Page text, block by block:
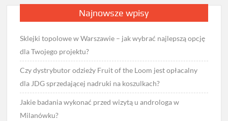
Najnowsze wpisy
Sklejki topolowe w Warszawie – jak wybrać najlepszą opcję
dla Twojego projektu?
Czy dystrybutor odzieży Fruit of the Loom jest opłacalny
dla JDG sprzedającej nadruki na koszulkach?
Jakie badania wykonać przed wizytą u androloga w
Milanówku?